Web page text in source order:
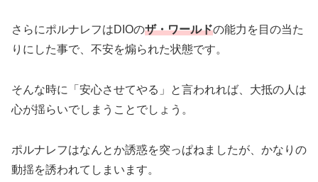
さらにポルナレフはDIOのザ・ワールドの能力を目の当た
りにした事で、不安を煽られた状態です。
そんな時に「安心させてやる」と言われれば、大抵の人は
心が揺らいでしまうことでしょう。
ポルナレフはなんとか誘惑を突っぱねましたが、かなりの
動揺を誘われてしまいます。